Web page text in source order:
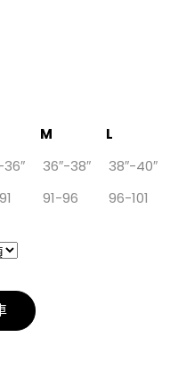
M
L
36″-38″
38″-40″
91-96 96-101